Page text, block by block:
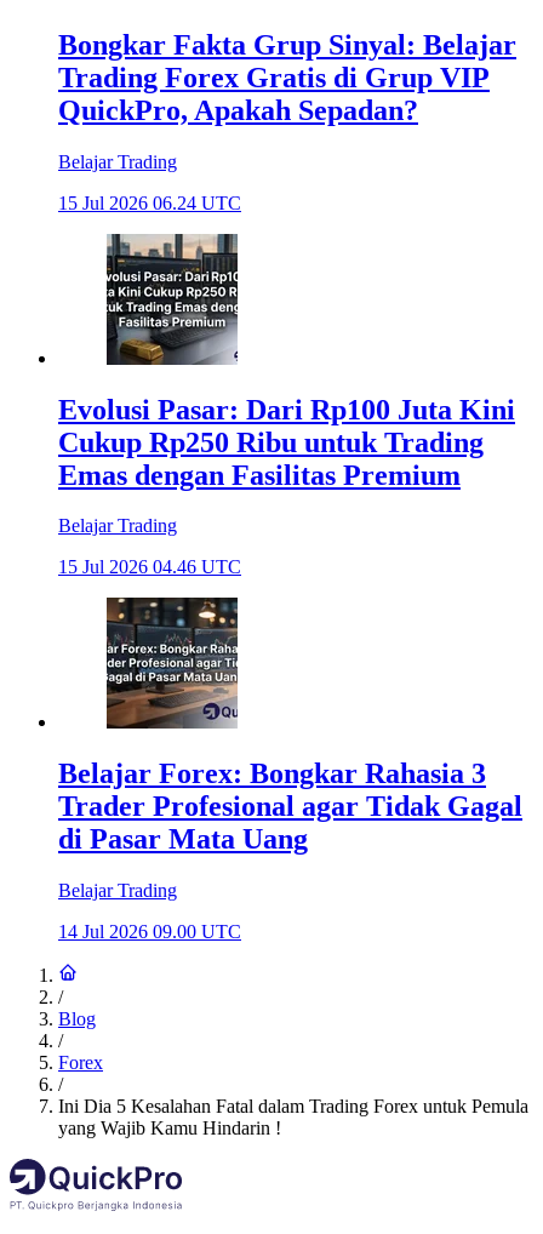
Bongkar Fakta Grup Sinyal: Belajar
Trading Forex Gratis di Grup VIP
QuickPro, Apakah Sepadan?
Belajar Trading
15 Jul 2026 06.24 UTC
Evolusi Pasar: Dari Rp100 Juta Kini
Cukup Rp250 Ribu untuk Trading
Emas dengan Fasilitas Premium
Belajar Trading
15 Jul 2026 04.46 UTC
Belajar Forex: Bongkar Rahasia 3
Trader Profesional agar Tidak Gagal
di Pasar Mata Uang
Belajar Trading
14 Jul 2026 09.00 UTC
/
Blog
/
Forex
/
Ini Dia 5 Kesalahan Fatal dalam Trading Forex untuk Pemula
yang Wajib Kamu Hindarin !